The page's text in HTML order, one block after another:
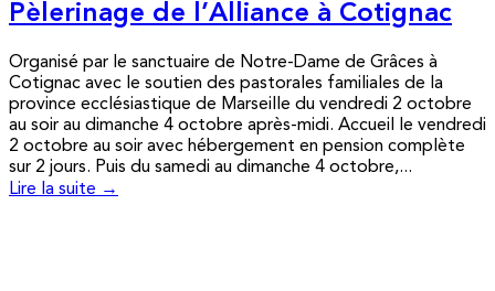
Pèlerinage de l’Alliance à Cotignac
Organisé par le sanctuaire de Notre-Dame de Grâces à
Cotignac avec le soutien des pastorales familiales de la
province ecclésiastique de Marseille du vendredi 2 octobre
au soir au dimanche 4 octobre après-midi. Accueil le vendredi
2 octobre au soir avec hébergement en pension complète
sur 2 jours. Puis du samedi au dimanche 4 octobre,...
Lire la suite →